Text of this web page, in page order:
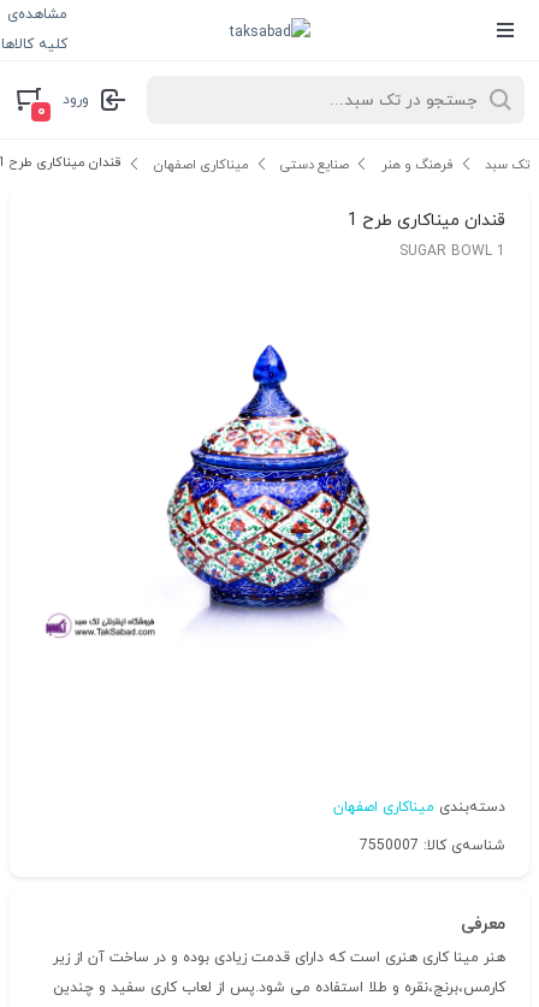
مشاهده‌ی
کلیه کالاها
ورود
۰
تک سبد فرهنگ و هنر صنایع دستی میناکاری اصفهان قندان میناکاری طرح 1
قندان میناکاری طرح 1
SUGAR BOWL 1
دسته‌بندی میناکاری اصفهان
شناسه‌ی کالا: 7550007
معرفی
هنر مینا کاری هنری است که دارای قدمت زیادی بوده و در ساخت آن از زیر
کارمس،برنج،نقره و طلا استفاده می شود.پس از لعاب کاری سفید و چندین